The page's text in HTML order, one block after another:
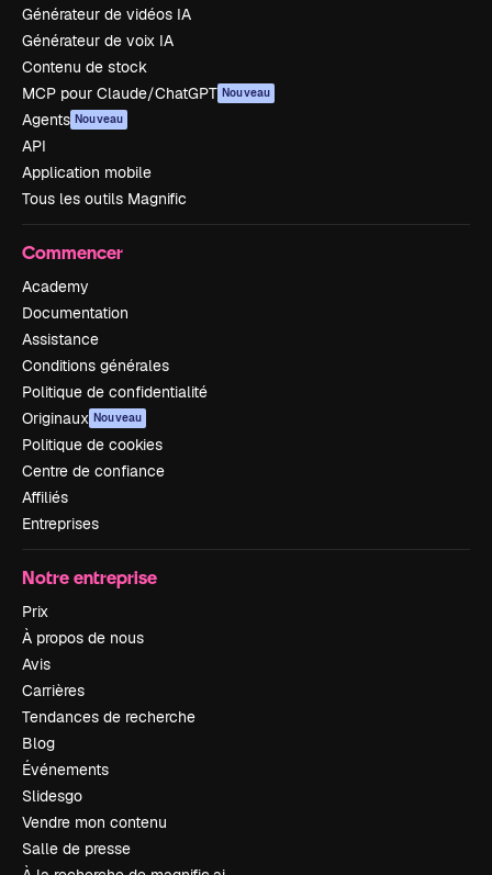
Générateur de vidéos IA
Générateur de voix IA
Contenu de stock
MCP pour Claude/ChatGPT Nouveau
Agents Nouveau
API
Application mobile
Tous les outils Magnific
Commencer
Academy
Documentation
Assistance
Conditions générales
Politique de confidentialité
Originaux Nouveau
Politique de cookies
Centre de confiance
Affiliés
Entreprises
Notre entreprise
Prix
À propos de nous
Avis
Carrières
Tendances de recherche
Blog
Événements
Slidesgo
Vendre mon contenu
Salle de presse